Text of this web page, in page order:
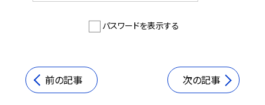
パスワードを表示する
前の記事 次の記事